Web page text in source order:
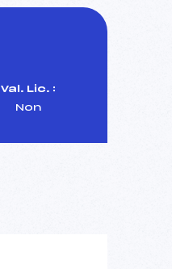
Val. Lic. :
Non